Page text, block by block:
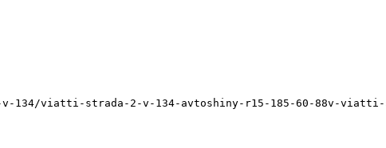
viatti-strada-2-v-134-avtoshiny-r15-185-60-88v-viatti-